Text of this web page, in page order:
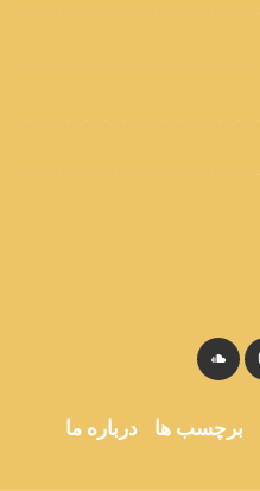
برچسب ها درباره ما